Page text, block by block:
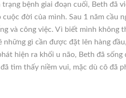
bệnh giai đoạn cuối, Beth đã
đời của mình. Sau 1 năm cầu
và công việc. Vì biết mình không
những gì cần được đặt lên hàng
hiện ra khối u não, Beth đã sống
tìm thấy niềm vui, mặc dù cô đã